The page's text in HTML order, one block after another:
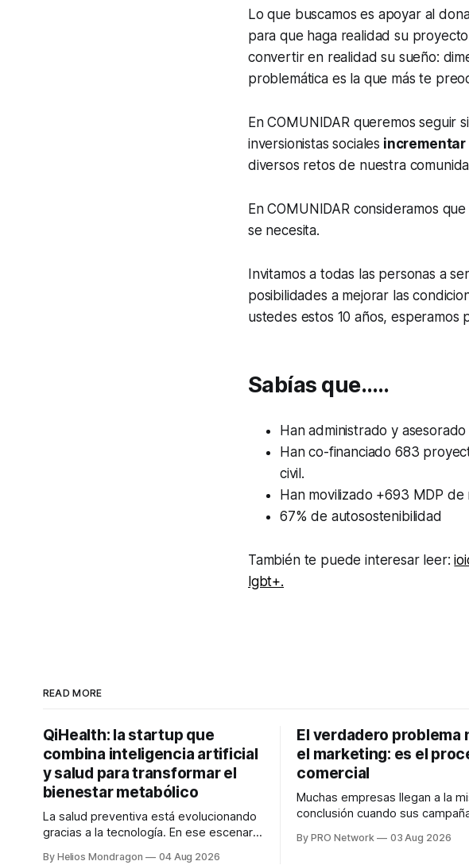
Lo que buscamos es apoyar al
para que haga realidad su
convertir en realidad su sueño:
problemática es la que más te
En COMUNIDAR queremos seguir
inversionistas sociales incrementar
diversos retos de nuestra
En COMUNIDAR consideramos
se necesita.
Invitamos a todas las personas a
posibilidades a mejorar las
ustedes estos 10 años, esperamos
Sabías que…..
Han administrado y
Han co-financiado 683
civil.
Han movilizado +693 MDP
67% de autosostenibilidad
También te puede interesar leer:
lgbt+.
READ MORE
QiHealth: la startup que
combina inteligencia artificial
y salud para transformar el
bienestar metabólico
La salud preventiva está evolucionando
gracias a la tecnología. En ese escenario
By Helios Mondragon 04 Aug 2026
El verdadero problema
el marketing: es el
comercial
Muchas empresas llegan a la
conclusión cuando sus
marketing no funciona". Sin
By PRO Network 03 Aug 2026